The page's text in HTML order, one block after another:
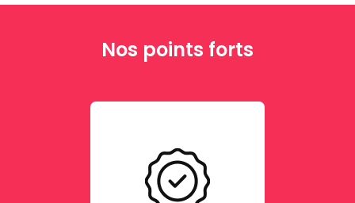
Nos points forts